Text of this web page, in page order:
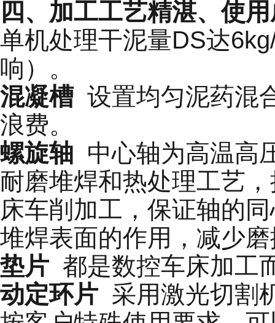
四、加工工艺精湛、使
单机处理干泥量DS达
响）。
混凝槽设置均匀泥药混
浪费。
螺旋轴 中心轴为高温高
耐磨堆焊和热处理工艺
床车削加工，保证轴的
堆焊表面的作用，减少
垫片 都是数控车床加工
动定环片 采用激光切割